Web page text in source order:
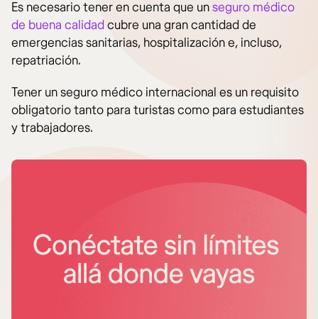
Es necesario tener en cuenta que unseguro médico
de buena calidadcubre una gran cantidad de
emergencias sanitarias, hospitalización e, incluso,
repatriación.
Tener un seguro médico internacional es un requisito
obligatorio tanto para turistas como para estudiantes
y trabajadores.